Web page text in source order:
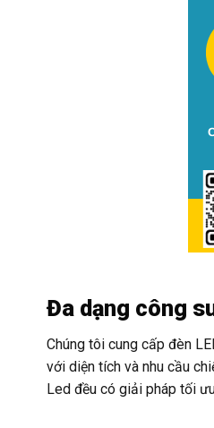
Đa dạng công
Chúng tôi cung cấp đèn
với diện tích và nhu cầu
Led đều có giải pháp tối